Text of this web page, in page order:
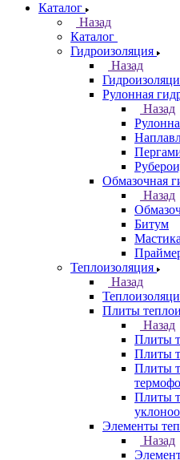
Каталог
Назад
Каталог
Гидроизоляция
Назад
Рулонная
Назад
Обмазочная
Назад
Битум
Теплоизоляция
Назад
Плиты
Назад
Плиты
Плиты
Плиты
Плиты
Элементы
Назад